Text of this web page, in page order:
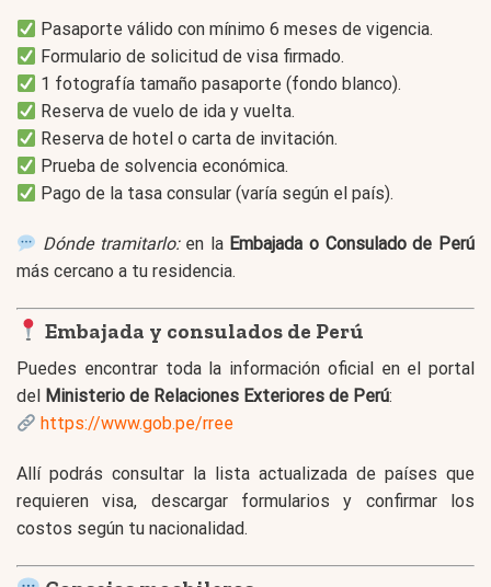
Pasaporte válido con mínimo 6 meses de vigencia.
Formulario de solicitud de visa firmado.
1 fotografía tamaño pasaporte (fondo blanco).
Reserva de vuelo de ida y vuelta.
Reserva de hotel o carta de invitación.
Prueba de solvencia económica.
Pago de la tasa consular (varía según el país).
Dónde tramitarlo:en la Embajada o Consulado de Perú
más cercano a tu residencia.
Embajada y consulados de Perú
Puedes encontrar toda la información oficial en el portal
del Ministerio de Relaciones Exteriores de Perú:
https://www.gob.pe/rree
Allí podrás consultar la lista actualizada de países que
requieren visa, descargar formularios y confirmar los
costos según tu nacionalidad.